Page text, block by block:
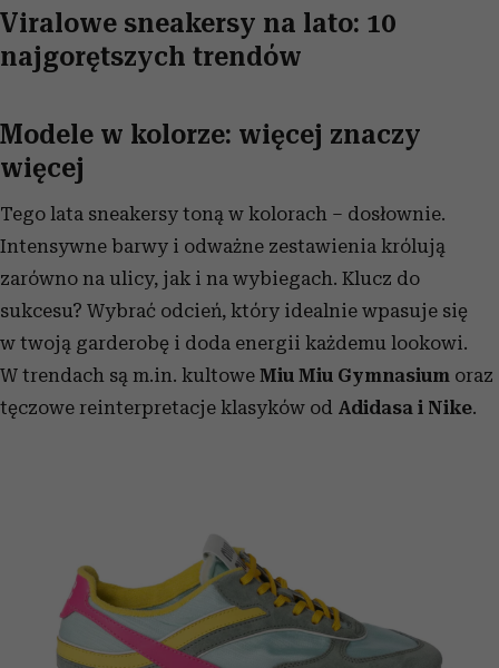
Viralowe sneakersy na lato: 10
najgorętszych trendów
Modele w kolorze: więcej znaczy
więcej
Tego lata sneakersy toną w kolorach – dosłownie.
Intensywne barwy i odważne zestawienia królują
zarówno na ulicy, jak i na wybiegach. Klucz do
sukcesu? Wybrać odcień, który idealnie wpasuje się
w twoją garderobę i doda energii każdemu lookowi.
W trendach są m.in. kultowe Miu Miu Gymnasium oraz
tęczowe reinterpretacje klasyków od Adidasa i Nike.